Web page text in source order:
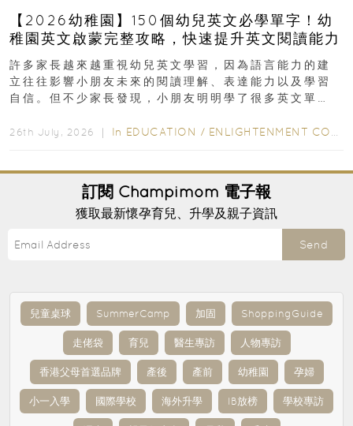
【2026幼稚園】150個幼兒英文必學單字！幼
稚園英文啟蒙完整攻略，快速提升英文閱讀能力
許多家長越來越重視幼兒英文學習，因為語言能力的建
立往往影響小朋友未來的閱讀理解、表達能力以及學習
自信。但不少家長發現，小朋友明明學了很多英文單
26th July, 2026 ｜ In EDUCATION / ENLIGHTENMENT CORNER
訂閱 Champimom 電子報
獲取最新懷孕育兒、升學及親子資訊
Send
兒童桌球 SummerCamp 加固 ShoppingGuide
走佬袋 育兒 醫生專訪 人物專訪
香港父母首選品牌 產後 產前 幼稚園 孕婦
小一入學 國際學校 海外升學 IB放榜 學校專訪